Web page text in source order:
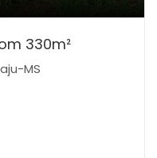
330m²
MS